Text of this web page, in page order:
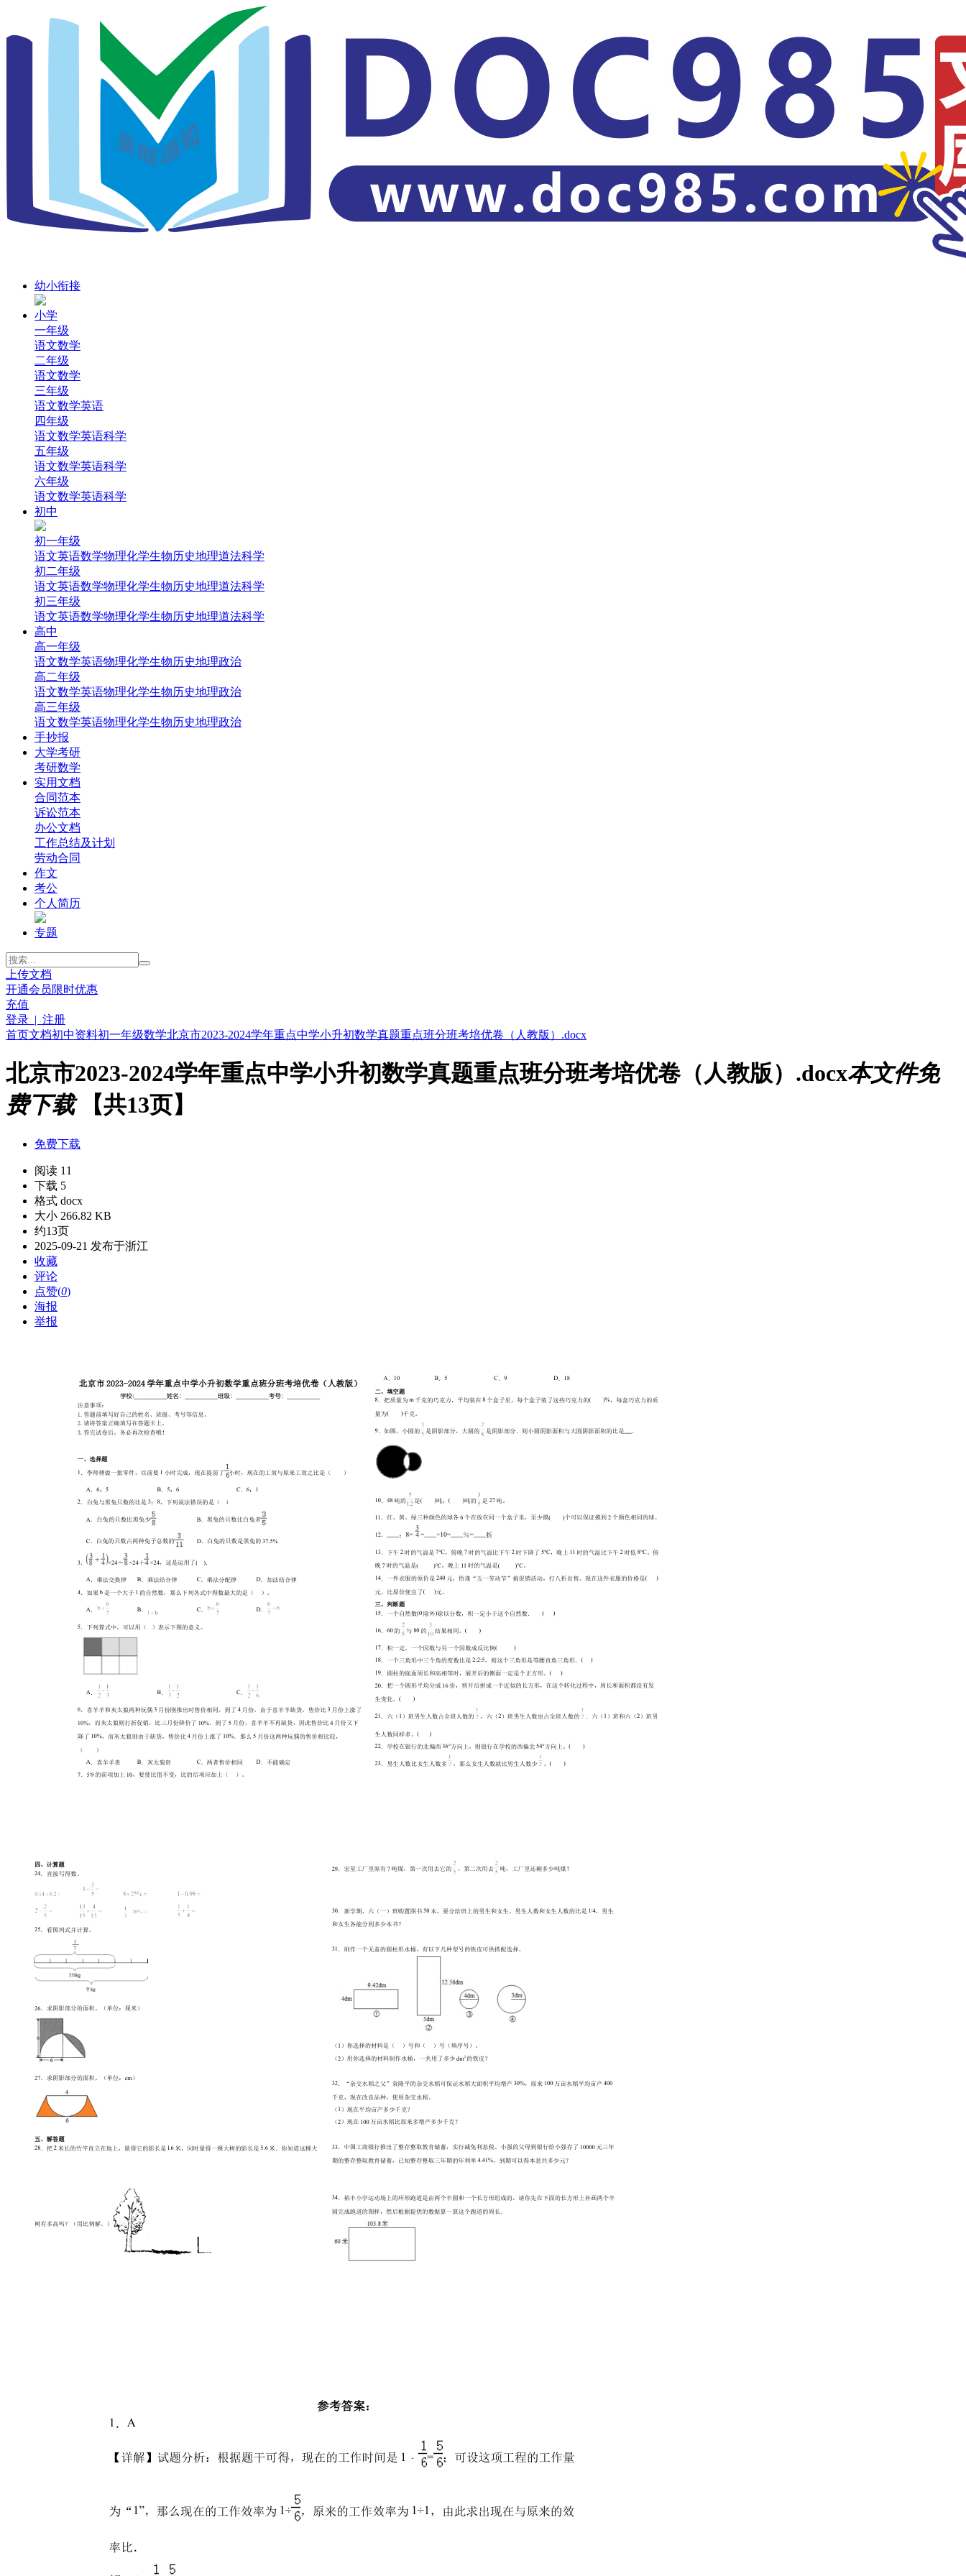
幼小衔接
小学
一年级
语文数学
二年级
语文数学
三年级
语文数学英语
四年级
语文数学英语科学
五年级
语文数学英语科学
六年级
语文数学英语科学
初中
初一年级
语文英语数学物理化学生物历史地理道法科学
初二年级
语文英语数学物理化学生物历史地理道法科学
初三年级
语文英语数学物理化学生物历史地理道法科学
高中
高一年级
‌语文‌数学英语‌物理‌化学‌生物‌历史‌地理‌‌政治‌
高二年级
‌语文‌数学英语‌物理‌化学‌生物‌历史‌地理‌‌政治‌
高三年级
‌语文‌数学英语‌物理‌化学‌生物‌历史‌地理‌政治
手抄报
大学考研
考研数学
实用文档
合同范本
诉讼范本
办公文档
工作总结及计划
劳动合同
作文
考公
个人简历
专题
上传文档
开通会员限时优惠
充值
登录 | 注册
首页文档初中资料初一年级数学北京市2023-2024学年重点中学小升初数学真题重点班分班考培优卷（人教版）.docx
北京市2023-2024学年重点中学小升初数学真题重点班分班考培优卷（人教版）.docx本文件免
费下载【共13页】
免费下载
阅读 11
下载 5
格式 docx
大小 266.82 KB
约13页
2025-09-21 发布于浙江
收藏
评论
点赞(0)
海报
举报